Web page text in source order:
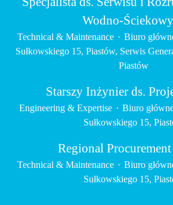
Wodno-
Technical & Maintenance · Biuro
Sułkowskiego 15, Piastów, Serwis
Piastów
Starszy Inżynier ds.
Engineering & Expertise · Biuro
Sułkowskiego 15,
Regional
Technical & Maintenance · Biuro
Sułkowskiego 15,